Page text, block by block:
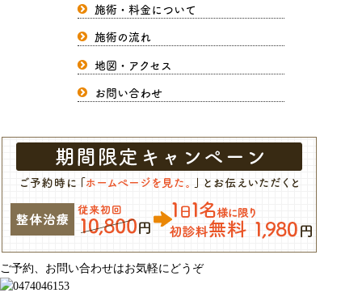
施術・料金について
施術の流れ
地図・アクセス
お問い合わせ
ご予約、お問い合わせはお気軽にどうぞ